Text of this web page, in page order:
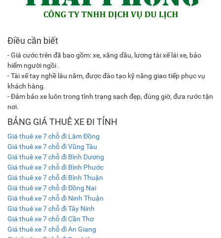
Điều cần biết
- Giá cước trên đã bao gồm: xe, xăng dầu, lương tài xế lái xe, bảo
hiểm người ngồi .
- Tài xế tay nghề lâu năm, được đào tạo kỹ năng giao tiếp phục vụ
khách hàng.
- Đảm bảo xe luôn trong tình trạng sạch đẹp, đúng giờ, đưa rước tận
nơi.
BẢNG GIÁ THUÊ XE ĐI TỈNH
Giá thuê xe 7 chỗ đi Lâm Đồng
Giá thuê xe 7 chỗ đi Vũng Tàu
Giá thuê xe 7 chỗ đi Bình Dương
Giá thuê xe 7 chỗ đi Bình Phước
Giá thuê xe 7 chỗ đi Bình Thuận
Giá thuê xe 7 chỗ đi Đồng Nai
Giá thuê xe 7 chỗ đi Ninh Thuận
Giá thuê xe 7 chỗ đi Tây Ninh
Giá thuê xe 7 chỗ đi Cần Thơ
Giá thuê xe 7 chỗ đi An Giang